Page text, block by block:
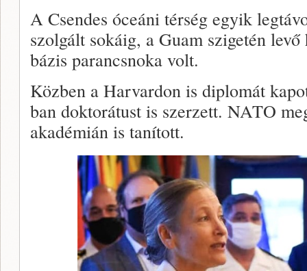
A Csendes óceáni térség egyik
szolgált sokáig, a Guam szigetén
bázis parancsnoka volt.
Közben a Harvardon is diplomát
ban doktorátust is szerzett. NATO
akadémián is tanított.